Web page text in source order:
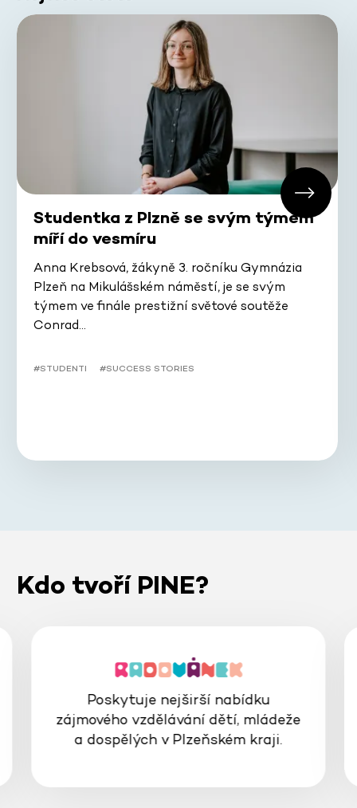
Studentka z Plzně se svým týmem
míří do vesmíru
Anna Krebsová, žákyně 3. ročníku Gymnázia
Plzeň na Mikulášském náměstí, je se svým
týmem ve finále prestižní světové soutěže
Conrad…
#STUDENTI #SUCCESS STORIES
Kdo tvoří PINE?
Poskytuje nejširší nabídku
zájmového vzdělávání dětí, mládeže
a dospělých v Plzeňském kraji.